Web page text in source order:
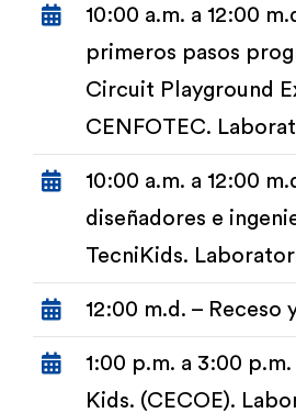
10:00 a.m. a 12:00
primeros pasos
Circuit Playground
CENFOTEC.
10:00 a.m. a 12:00
diseñadores e
TecniKids.
12:00 m.d. – Receso
1:00 p.m. a 3:00
Kids. (CECOE).